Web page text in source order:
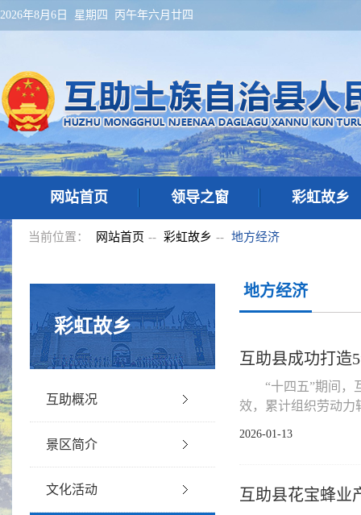
2026年8月6日 星期四 丙午年六月廿四
网站首页 领导之窗 彩虹故乡
当前位置： 网站首页 -- 彩虹故乡 -- 地方经济
彩虹故乡
互助概况
景区简介
文化活动
地方经济
互助县成功打造
“十四五”期间
效，累计组织劳动力
2026-01-13
互助县花宝蜂业